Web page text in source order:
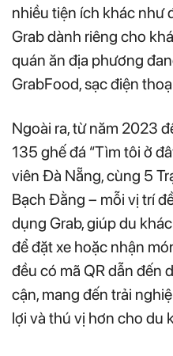
nhiều tiện ích khác như
Grab dành riêng cho
quán ăn địa phương
GrabFood, sạc điện
Ngoài ra, từ năm 2023
135 ghế đá “Tìm tôi ở
viên Đà Nẵng, cùng 5
Bạch Đằng – mỗi vị trí
dụng Grab, giúp du
để đặt xe hoặc nhận
đều có mã QR dẫn đến
cận, mang đến trải
lợi và thú vị hơn cho du